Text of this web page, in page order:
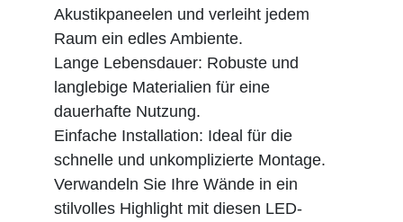
Akustikpaneelen und verleiht jedem
Raum ein edles Ambiente.
Lange Lebensdauer: Robuste und
langlebige Materialien für eine
dauerhafte Nutzung.
Einfache Installation: Ideal für die
schnelle und unkomplizierte Montage.
Verwandeln Sie Ihre Wände in ein
stilvolles Highlight mit diesen LED-